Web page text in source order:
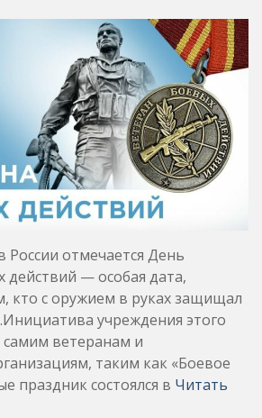
России отмечается День
действий — особая дата,
кто с оружием в руках защищал
учреждения этого
ветеранам и
таким как «Боевое
праздник состоялся в Читать